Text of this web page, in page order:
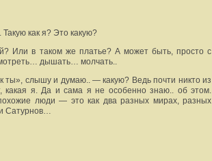
как я? Это какую?
Или в таком же платье? А может быть, просто с
дышать… молчать..
ты», слышу и думаю.. — какую? Ведь почти никто из
какая я. Да и сама я не особенно знаю.. об этом.
люди — это как два разных мирах, разных
Сатурнов…